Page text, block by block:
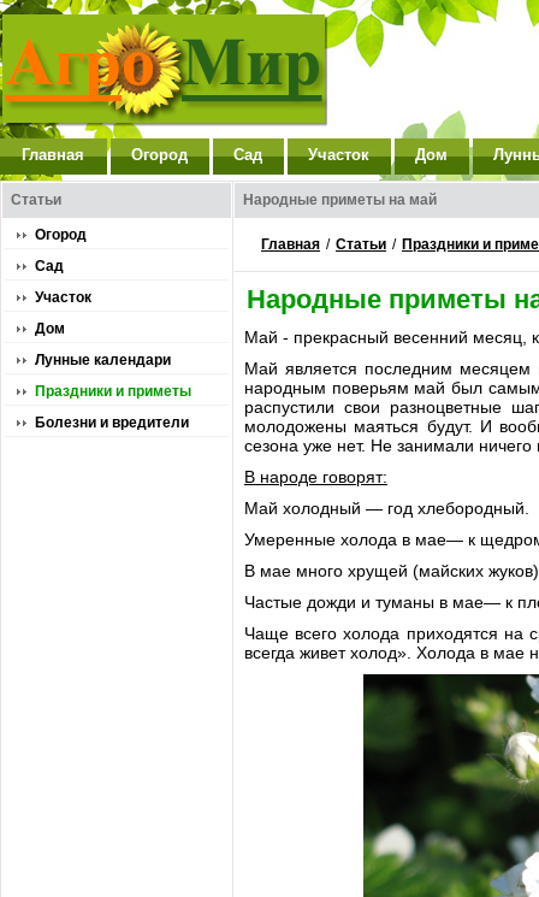
Главная Огород Сад Участок Дом
Статьи
Огород
Сад
Участок
Дом
Лунные календари
Праздники и приметы
Болезни и вредители
Народные приметы на май
Главная / Статьи / Праздники и
Народные приметы
Май - прекрасный весенний месяц,
Май является последним
народным поверьям май был
распустили свои разноцветные
молодожены маяться будут. И
сезона уже нет. Не занимали
В народе говорят:
Май холодный — год хлебородный.
Умеренные холода в мае— к
В мае много хрущей (майских
Частые дожди и туманы в мае— к
Чаще всего холода приходятся на
всегда живет холод». Холода в мае